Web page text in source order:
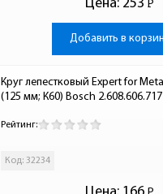
Цена: 253 Р
-
Добавить в
Круг лепестковый Expert for
(125 мм; К60) Bosch 2.608.606.717
Рейтинг:
Код: 32234